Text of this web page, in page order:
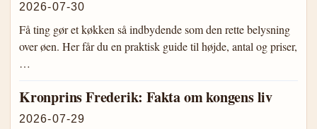
2026-07-30
Få ting gør et køkken så indbydende som den rette belysning
over øen. Her får du en praktisk guide til højde, antal og priser,
…
Kronprins Frederik: Fakta om kongens liv
2026-07-29